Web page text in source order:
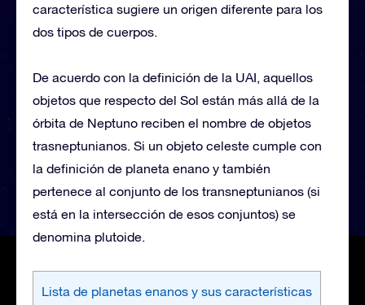
característica sugiere un origen diferente para los
dos tipos de cuerpos.
De acuerdo con la definición de la UAI, aquellos
objetos que respecto del Sol están más allá de la
órbita de Neptuno reciben el nombre de objetos
trasneptunianos. Si un objeto celeste cumple con
la definición de planeta enano y también
pertenece al conjunto de los transneptunianos (si
está en la intersección de esos conjuntos) se
denomina plutoide.
Lista de planetas enanos y sus características